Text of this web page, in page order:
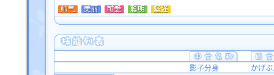
影子分身
かげ